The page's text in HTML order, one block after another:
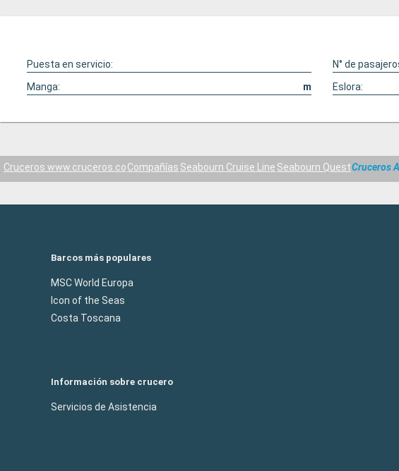
Puesta en servicio: N° de
Manga:
m Eslora:
Cruceros www.cruceros.coCompañías Seabourn Cruise Line Seabourn QuestCruceros
Barcos más populares
MSC World Europa
Icon of the Seas
Costa Toscana
Información sobre crucero
Servicios de Asistencia